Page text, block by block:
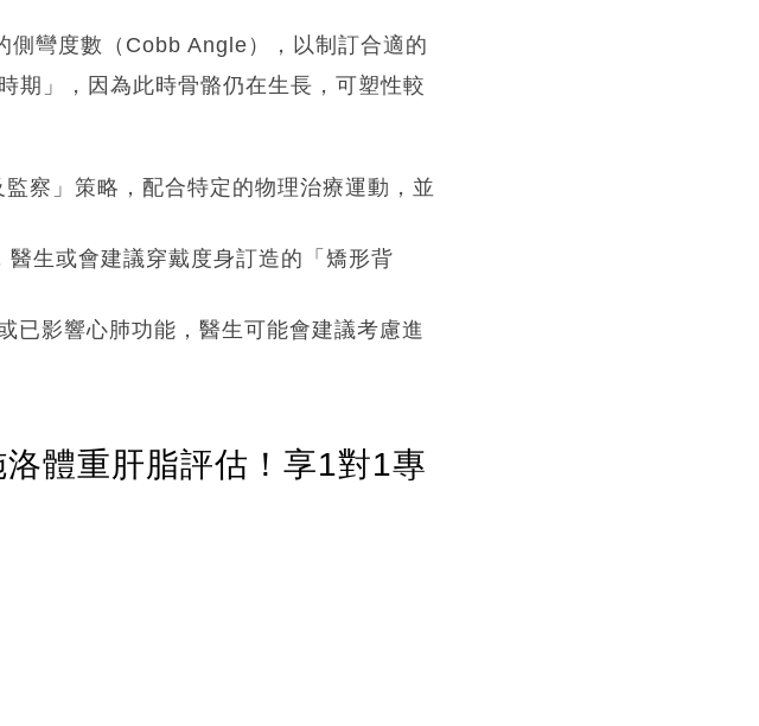
側彎度數（Cobb Angle），以制訂合適的
期」，因為此時骨骼仍在生長，可塑性較
察」策略，配合特定的物理治療運動，並
醫生或會建議穿戴度身訂造的「矯形背
已影響心肺功能，醫生可能會建議考慮進
體重肝脂評估！享1對1專